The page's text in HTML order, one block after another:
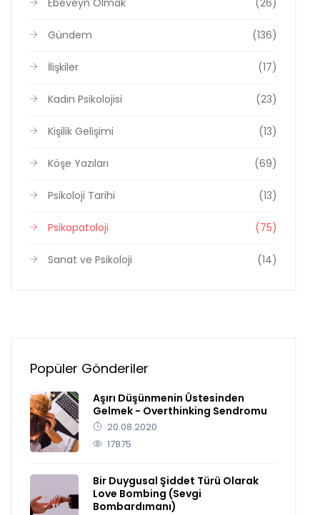
Ebeveyn Olmak (26)
Gündem (136)
İlişkiler (17)
Kadın Psikolojisi (23)
Kişilik Gelişimi (13)
Köşe Yazıları (69)
Psikoloji Tarihi (13)
Psikopatoloji (75)
Sanat ve Psikoloji (14)
Popüler Gönderiler
Aşırı Düşünmenin Üstesinden
Gelmek - Overthinking Sendromu
20.08.2020
17875
Bir Duygusal Şiddet Türü Olarak
Love Bombing (Sevgi
Bombardımanı)